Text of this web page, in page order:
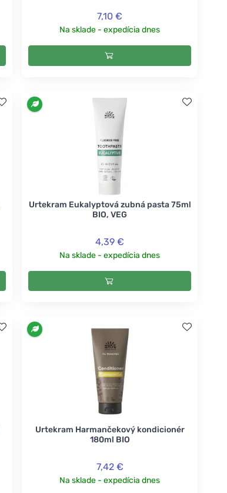
7,10 €
Na sklade - expedícia dnes
Urtekram Eukalyptová zubná pasta 75ml
BIO, VEG
4,39 €
Na sklade - expedícia dnes
Urtekram Harmančekový kondicionér
180ml BIO
7,42 €
Na sklade - expedícia dnes